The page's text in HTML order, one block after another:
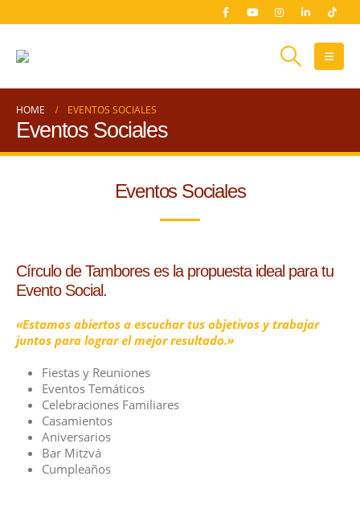
HOME EVENTOS SOCIALES
Eventos Sociales
Eventos Sociales
Círculo de Tambores es la propuesta ideal para tu
Evento Social.
«Estamos abiertos a escuchar tus objetivos y trabajar
juntos para lograr el mejor resultado.»
Fiestas y Reuniones
Eventos Temáticos
Celebraciones Familiares
Casamientos
Aniversarios
Bar Mitzvá
Cumpleaños